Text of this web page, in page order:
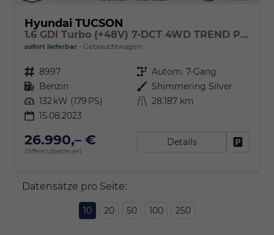
Hyundai TUCSON
1.6 GDI Turbo (+48V) 7-DCT 4WD TREND Panoramadach & el. Heckklappe
sofort lieferbar Gebrauchtwagen
Fahrzeugnr. 8997 Getriebe Autom. 7-Gang
Kraftstoff Benzin Außenfarbe Shimmering Silver
Leistung 132 kW (179 PS) Kilometerstand 28.187 km
15.08.2023
26.990,– €
Differenzbesteuert
Details
Datensätze pro Seite:
10 20 50 100 250